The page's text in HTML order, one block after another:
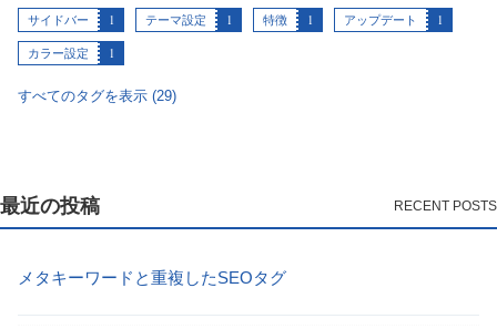
サイドバー
1 テーマ設定 1 特徴 1 アップデート
1
カラー設定
1
すべてのタグを表示 (29)
最近の投稿
メタキーワードと重複したSEOタグ